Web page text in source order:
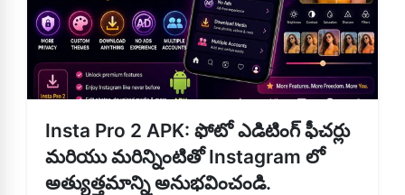
Insta Pro 2 APK: ఫోటో ఎడిటింగ్ ఫీచర్లు
మరియు మరిన్నింటితో Instagram లో
అత్యుత్తమాన్ని అనుభవించండి.